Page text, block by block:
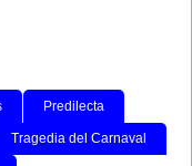
Predilecta
Tragedia del Carnaval